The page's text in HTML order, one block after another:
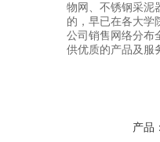
物网、不锈钢采泥
的，早已在各大学
公司销售网络分布
供优质的产品及服
产品：